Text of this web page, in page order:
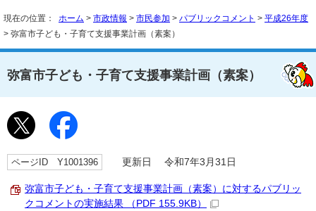
現在の位置： ホーム > 市政情報 > 市民参加 > パブリックコメント > 平成26年度
> 弥富市子ども・子育て支援事業計画（素案）
弥富市子ども・子育て支援事業計画（素案）
ページID Y1001396 更新日 令和7年3月31日
弥富市子ども・子育て支援事業計画（素案）に対するパブリッ
クコメントの実施結果 （PDF 155.9KB）